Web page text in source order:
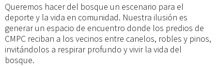
Queremos hacer del bosque un escenario para el
deporte y la vida en comunidad. Nuestra ilusión es
generar un espacio de encuentro donde los predios de
CMPC reciban a los vecinos entre canelos, robles y pinos,
invitándolos a respirar profundo y vivir la vida del
bosque.